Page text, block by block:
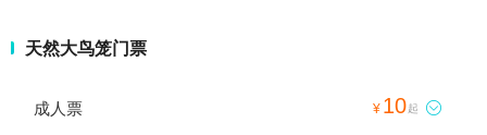
天然大鸟笼门票
成人票 ¥ 10起 